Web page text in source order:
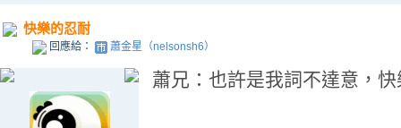
快樂的忍耐
回應給： 蕭金星（nelsonsh6）
蕭兄：也許是我詞不達意，